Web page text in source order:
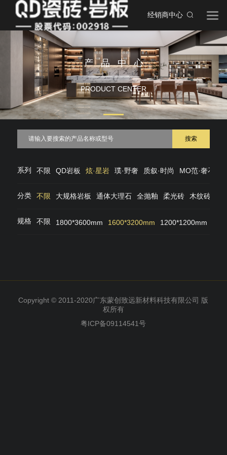
经销商中心
产品中心
PRODUCT CENTER
搜索
系列 不限 QD岩板 炫·星岩 璞·野奢 质叙·时尚 MO范·奢石
分类 不限 大规格岩板 通体大理石 全抛釉 柔光砖 木纹砖
规格 不限 1800*3600mm 1600*3200mm 1200*1200mm
Copyright © 2011-2020广东蒙创致远新材料科技有限公司 版
权所有
粤ICP备09114541号